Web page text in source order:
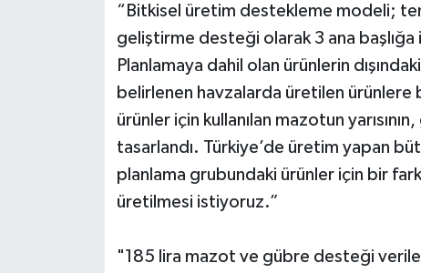
“Bitkisel üretim destekleme modeli;
geliştirme desteği olarak 3 ana
Planlamaya dahil olan ürünlerin
belirlenen havzalarda üretilen ürünlere
ürünler için kullanılan mazotun
tasarlandı. Türkiye’de üretim yapan
planlama grubundaki ürünler için bir
üretilmesi istiyoruz.”
"185 lira mazot ve gübre desteği